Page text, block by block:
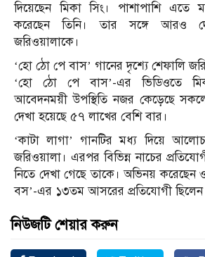
দিয়েছেন মিকা সিং। পাশাপাশি এতে
করেছেন তিনি। তার সঙ্গে আরও
জরিওয়ালাকে।
‘হো ঠো পে বাস’ গানের দৃশ্যে শেফালি
‘হো ঠো পে বাস’-এর ভিডিওতে
আবেদনময়ী উপস্থিতি নজর কেড়েছে
দেখা হয়েছে ৫৭ লাখের বেশি বার।
‘কাটা লাগা’ গানটির মধ্য দিয়ে
জরিওয়ালা। এরপর বিভিন্ন নাচের
নিতে দেখা গেছে তাকে। অভিনয় করেছেন
বস’-এর ১৩তম আসরের প্রতিযোগী ছিলেন
নিউজটি শেয়ার করুন